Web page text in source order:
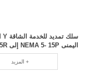
اليمنى NEMA 5- 15P إلى 2x NEMA 5-15R
المزيد +